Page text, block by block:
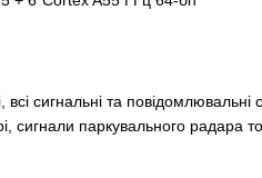
сигнальні та повідомлювальні
сигнали паркувального радара